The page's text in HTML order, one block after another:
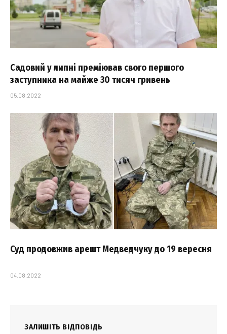
Садовий у липні преміював свого першого
заступника на майже 30 тисяч гривень
05.08.2022
Суд продовжив арешт Медведчуку до 19 вересня
04.08.2022
ЗАЛИШІТЬ ВІДПОВІДЬ